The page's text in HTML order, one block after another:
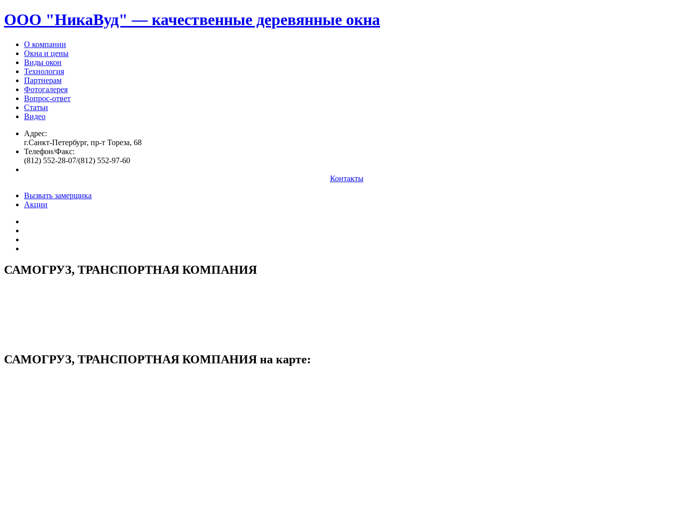
ООО "НикаВуд" — качественные деревянные окна
О компании
Окна и цены
Виды окон
Технология
Партнерам
Фотогалерея
Вопрос-ответ
Статьи
Видео
Адрес:
г.Санкт-Петербург, пр-т Тореза, 68
Телефон/Факс:
(812) 552-28-07/(812) 552-97-60
Контакты
Вызвать замерщика
Акции
САМОГРУЗ, ТРАНСПОРТНАЯ КОМПАНИЯ
САМОГРУЗ, ТРАНСПОРТНАЯ КОМПАНИЯ на карте: